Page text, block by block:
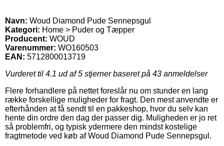
Navn: Woud Diamond Pude Sennepsgul
Kategori: Home > Puder og Tæpper
Producent: WOUD
Varenummer: WO160503
EAN: 5712800013719
Vurderet til 4.1 ud af 5 stjerner baseret på 43 anmeldelser
Flere forhandlere på nettet foreslår nu om stunder en lang
række forskellige muligheder for fragt. Den mest anvendte er
efterhånden at få sendt til en pakkeshop, hvor du selv kan
hente din ordre den dag der passer dig. Muligheden er jo ret
så problemfri, og typisk ydermere den mindst kostelige
fragtmetode ved køb af Woud Diamond Pude Sennepsgul.